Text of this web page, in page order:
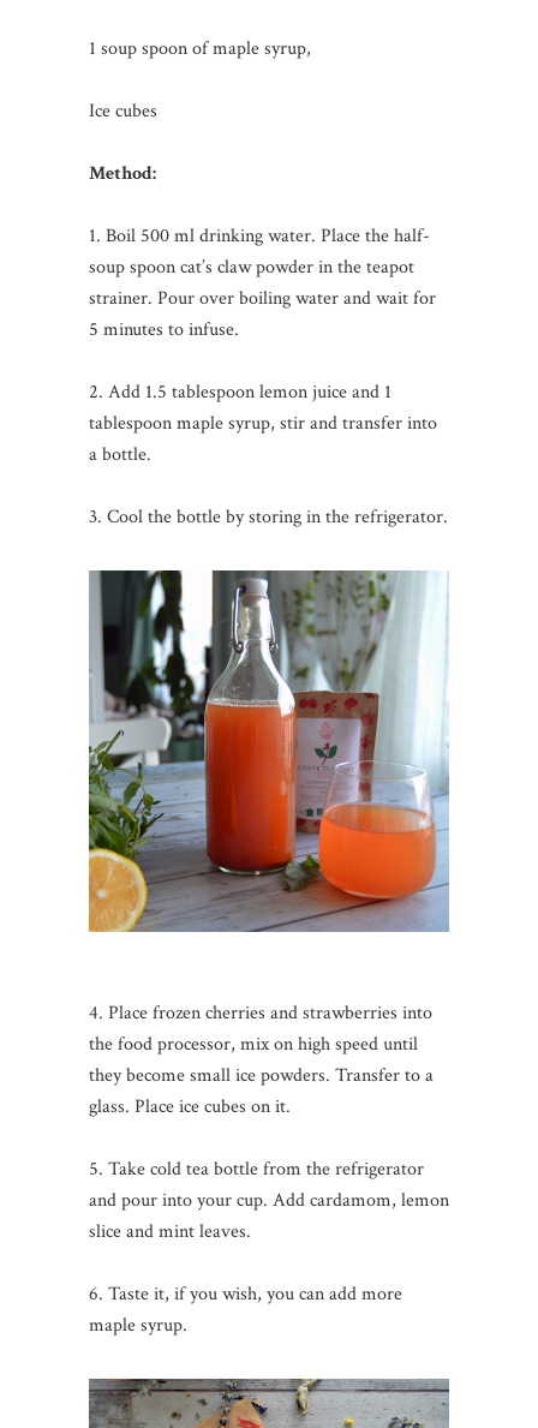
1 soup spoon of maple syrup,
Ice cubes
Method:
1. Boil 500 ml drinking water. Place the half-
soup spoon cat’s claw powder in the teapot
strainer. Pour over boiling water and wait for
5 minutes to infuse.
2. Add 1.5 tablespoon lemon juice and 1
tablespoon maple syrup, stir and transfer into
a bottle.
3. Cool the bottle by storing in the refrigerator.
4. Place frozen cherries and strawberries into
the food processor, mix on high speed until
they become small ice powders. Transfer to a
glass. Place ice cubes on it.
5. Take cold tea bottle from the refrigerator
and pour into your cup. Add cardamom, lemon
slice and mint leaves.
6. Taste it, if you wish, you can add more
maple syrup.